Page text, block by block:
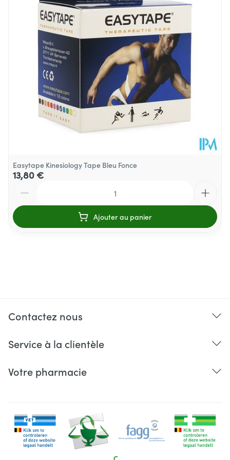
Quantité Du
Paquet
Préservation
Température ambiante (15°C -
Easytape Kinesiology Tape Bleu Fonce
13,80 €
Ajouter au panier
Contactez nous
Service à la clientèle
Votre pharmacie